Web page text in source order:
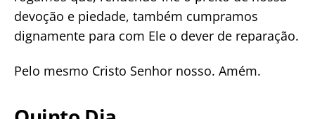
devoção e piedade, também cumpramos
dignamente para com Ele o dever de reparação.
Pelo mesmo Cristo Senhor nosso. Amém.